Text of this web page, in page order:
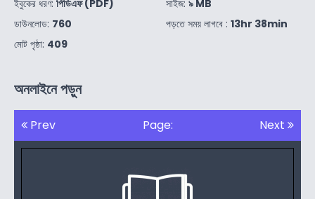
ইবুকের ধরণ: পিডিএফ (PDF)
ডাউনলোড: 760
মোট পৃষ্ঠা: 409
সাইজ: ৯ MB
পড়তে সময় লাগবে : 13hr 38min
অনলাইনে পড়ুন
Prev Page: Next